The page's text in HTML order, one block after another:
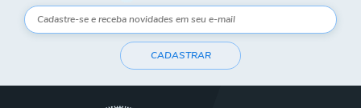
CADASTRAR